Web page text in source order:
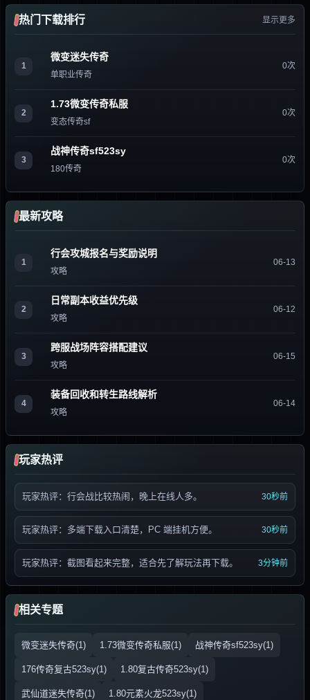
热门下载排行 显示更多
1
微变迷失传奇
单职业传奇
0次
2
1.73微变传奇私服
变态传奇sf
0次
3
战神传奇sf523sy
180传奇
0次
最新攻略
1
行会攻城报名与奖励说明
攻略
06-13
2
日常副本收益优先级
攻略
06-12
3
跨服战场阵容搭配建议
攻略
06-15
4
装备回收和转生路线解析
攻略
06-14
玩家热评
玩家热评：行会战比较热闹，晚上在线人多。 30秒前
玩家热评：多端下载入口清楚，PC 端挂机方便。 30秒前
玩家热评：截图看起来完整，适合先了解玩法再下载。 3分钟前
相关专题
微变迷失传奇(1) 1.73微变传奇私服(1) 战神传奇sf523sy(1)
176传奇复古523sy(1) 1.80复古传奇523sy(1)
武仙道迷失传奇(1) 1.80元素火龙523sy(1)